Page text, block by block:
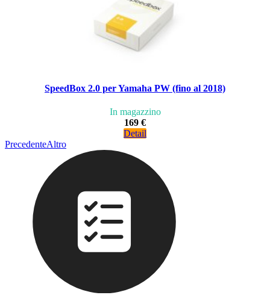
SpeedBox 2.0 per Yamaha PW (fino al 2018)
In magazzino
169 €
Detail
PrecedenteAltro